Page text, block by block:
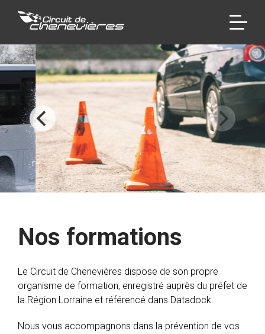
Nos formations
Le Circuit de Chenevières dispose de son propre
organisme de formation, enregistré auprès du préfet de
la Région Lorraine et référencé dans Datadock.
Nous vous accompagnons dans la prévention de vos